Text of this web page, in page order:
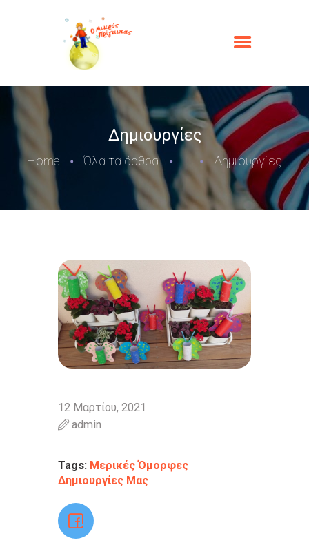
Δημιουργίες
Home Όλα τα άρθρα
Δημιουργίες
Ο ΜΙΚΡΌΣ ΠΡΊΓΚΙΠΑΣ
ΕΠΙΚΟΙΝΩΝΊΑ
12 Μαρτίου, 2021
admin
Tags: Μερικές Όμορφες
Δημιουργίες Μας